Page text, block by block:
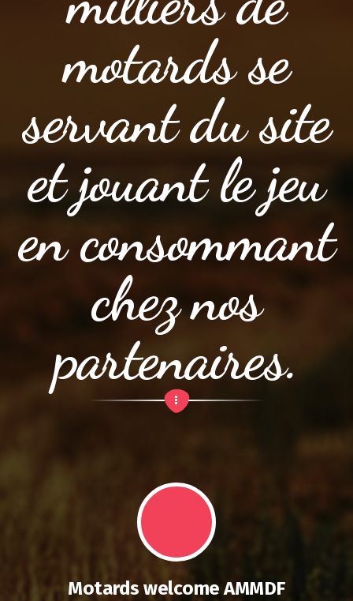
motards se
servant du site
et jouant le jeu
en consommant
chez nos
partenaires.
Motards welcome AMMDF